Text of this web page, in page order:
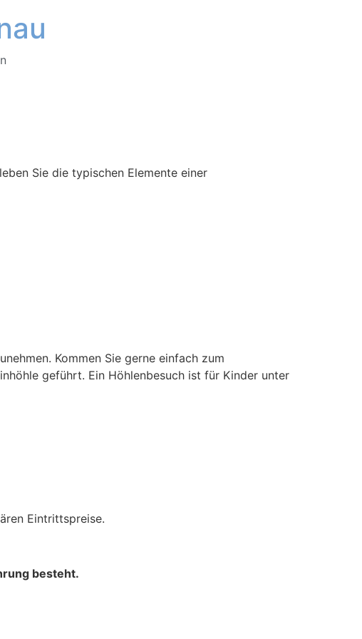
Sie die typischen Elemente einer
Kommen Sie gerne einfach zum
geführt. Ein Höhlenbesuch ist für Kinder unter
Eintrittspreise.
besteht.